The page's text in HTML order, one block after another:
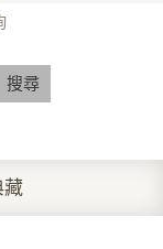
搜尋
藏